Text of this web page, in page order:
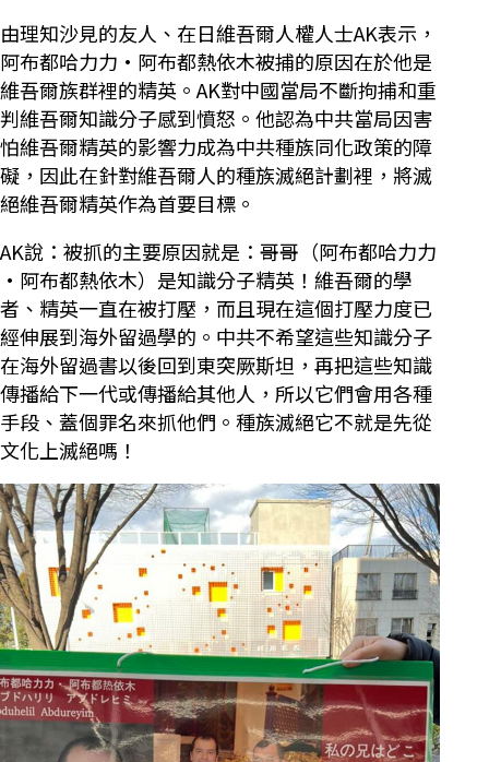
由理知沙見的友人、在日維吾爾人權人士AK表示，
阿布都哈力力·阿布都熱依木被捕的原因在於他是
維吾爾族群裡的精英。AK對中國當局不斷拘捕和重
判維吾爾知識分子感到憤怒。他認為中共當局因害
怕維吾爾精英的影響力成為中共種族同化政策的障
礙，因此在針對維吾爾人的種族滅絕計劃裡，將滅
絕維吾爾精英作為首要目標。
AK說：被抓的主要原因就是：哥哥（阿布都哈力力
·阿布都熱依木）是知識分子精英！維吾爾的學
者、精英一直在被打壓，而且現在這個打壓力度已
經伸展到海外留過學的。中共不希望這些知識分子
在海外留過書以後回到東突厥斯坦，再把這些知識
傳播給下一代或傳播給其他人，所以它們會用各種
手段、蓋個罪名來抓他們。種族滅絕它不就是先從
文化上滅絕嗎！